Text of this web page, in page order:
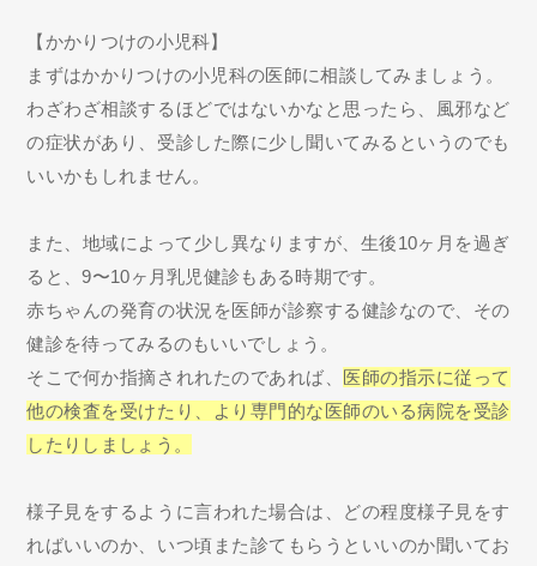
【かかりつけの小児科】
まずはかかりつけの小児科の医師に相談してみましょう。
わざわざ相談するほどではないかなと思ったら、風邪など
の症状があり、受診した際に少し聞いてみるというのでも
いいかもしれません。
また、地域によって少し異なりますが、生後10ヶ月を過ぎ
ると、9〜10ヶ月乳児健診もある時期です。
赤ちゃんの発育の状況を医師が診察する健診なので、その
健診を待ってみるのもいいでしょう。
そこで何か指摘されれたのであれば、 医師の指示に従って
他の検査を受けたり、より専門的な医師のいる病院を受診
したりしましょう。
様子見をするように言われた場合は、どの程度様子見をす
ればいいのか、いつ頃また診てもらうといいのか聞いてお